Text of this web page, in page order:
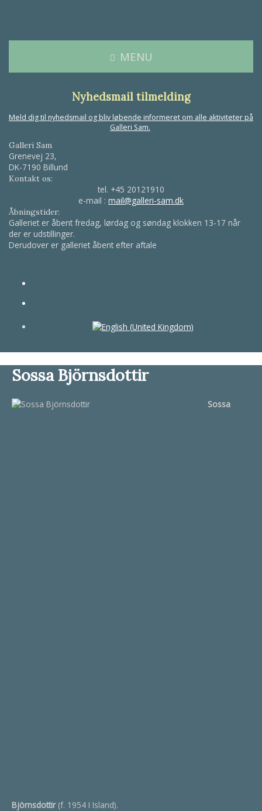
MENU
Nyhedsmail tilmelding
Meld dig til nyhedsmail og bliv løbende informeret om alle aktiviteter på
Galleri Sam.
Galleri Sam
Grenevej 23,
DK-7190 Billund
Kontakt os:
tel. +45 20121910
e-mail : mail@galleri-sam.dk
Åbningstider:
Galleriet er åbent fredag, lørdag og søndag klokken 13-17 når
der er udstillinger.
Derudover er galleriet åbent efter aftale
Sossa Björnsdottir
Sossa
Björnsdottir(f. 1954 I Island).